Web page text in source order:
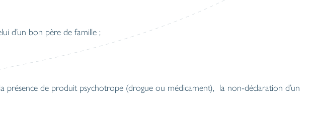
d’un bon père de famille ;
présence de produit psychotrope (drogue ou médicament), la non-déclaration d’un